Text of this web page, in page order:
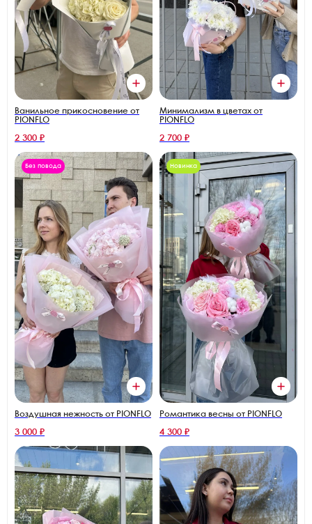
Ванильное прикосновение от
PIONFLO
2 300 ₽
Минимализм в цветах от
PIONFLO
2 700 ₽
Без повода
Воздушная нежность от PIONFLO
3 000 ₽
Новинка
Романтика весны от PIONFLO
4 300 ₽